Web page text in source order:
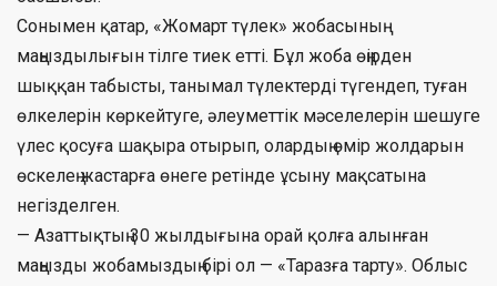
Сонымен қатар, «Жомарт түлек» жобасының
маңыздылығын тілге тиек етті. Бұл жоба өңірден
шыққан табысты, танымал түлектерді түгендеп, туған
өлкелерін көркейтуге, әлеуметтік мәселелерін шешуге
үлес қосуға шақыра отырып, олардың өмір жолдарын
өскелең жастарға өнеге ретінде ұсыну мақсатына
негізделген.
— Азаттықтың 30 жылдығына орай қолға алынған
маңызды жобамыздың бірі ол — «Таразға тарту». Облыс